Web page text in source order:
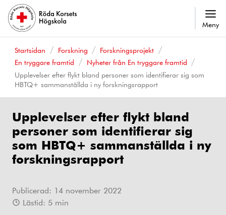
Meny
Startsidan Forskning
Forskningsprojekt
En tryggare framtid
Nyheter från En tryggare framtid
Upplevelser efter flykt bland personer som identifierar sig som
HBTQ+ sammanställda i ny forskningsrapport
Upplevelser efter flykt bland
personer som identifierar sig
som HBTQ+ sammanställda i ny
forskningsrapport
Publicerad: 14 november 2022
Lästid: 5 min